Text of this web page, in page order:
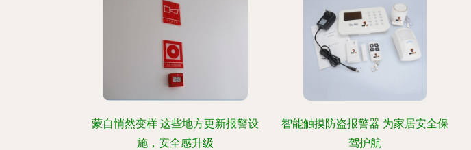
蒙自悄然变样 这些地方更新报警设
施，安全感升级
智能触摸防盗报警器 为家居安全保
驾护航